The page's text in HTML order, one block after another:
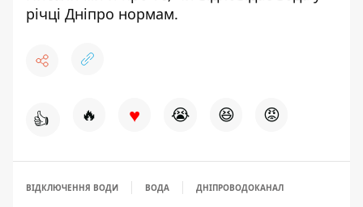
річці Дніпро нормам.
👍 🔥 ♥ 😭 😆 😡
ВІДКЛЮЧЕННЯ ВОДИ ВОДА ДНІПРОВОДОКАНАЛ